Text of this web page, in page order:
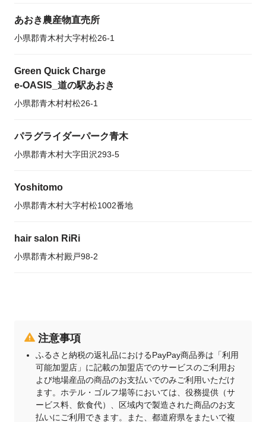
あおき農産物直売所
小県郡青木村大字村松26-1
Green Quick Charge
e-OASIS_道の駅あおき
小県郡青木村村松26-1
パラグライダーパーク青木
小県郡青木村大字田沢293-5
Yoshitomo
小県郡青木村大字村松1002番地
hair salon RiRi
小県郡青木村殿戸98-2
注意事項
ふるさと納税の返礼品におけるPayPay商品券は「利用
可能加盟店」に記載の加盟店でのサービスのご利用お
よび地場産品の商品のお支払いでのみご利用いただけ
ます。ホテル・ゴルフ場等においては、役務提供（サ
ービス料、飲食代）、区域内で製造された商品のお支
払いにご利用できます。また、都道府県をまたいで複